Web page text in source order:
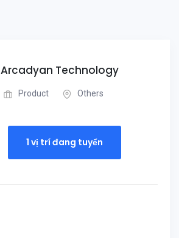
Arcadyan Technology
Product Others
1 vị trí đang tuyển